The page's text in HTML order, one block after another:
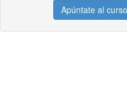
Apúntate al